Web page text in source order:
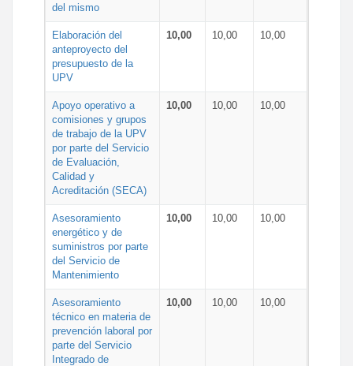
del mismo
Elaboración del
anteproyecto del
presupuesto de la
UPV
10,00 10,00 10,00
Apoyo operativo a
comisiones y grupos
de trabajo de la UPV
por parte del Servicio
de Evaluación,
Calidad y
Acreditación (SECA)
10,00 10,00 10,00
Asesoramiento
energético y de
suministros por parte
del Servicio de
Mantenimiento
10,00 10,00 10,00
Asesoramiento
técnico en materia de
prevención laboral por
parte del Servicio
Integrado de
10,00 10,00 10,00